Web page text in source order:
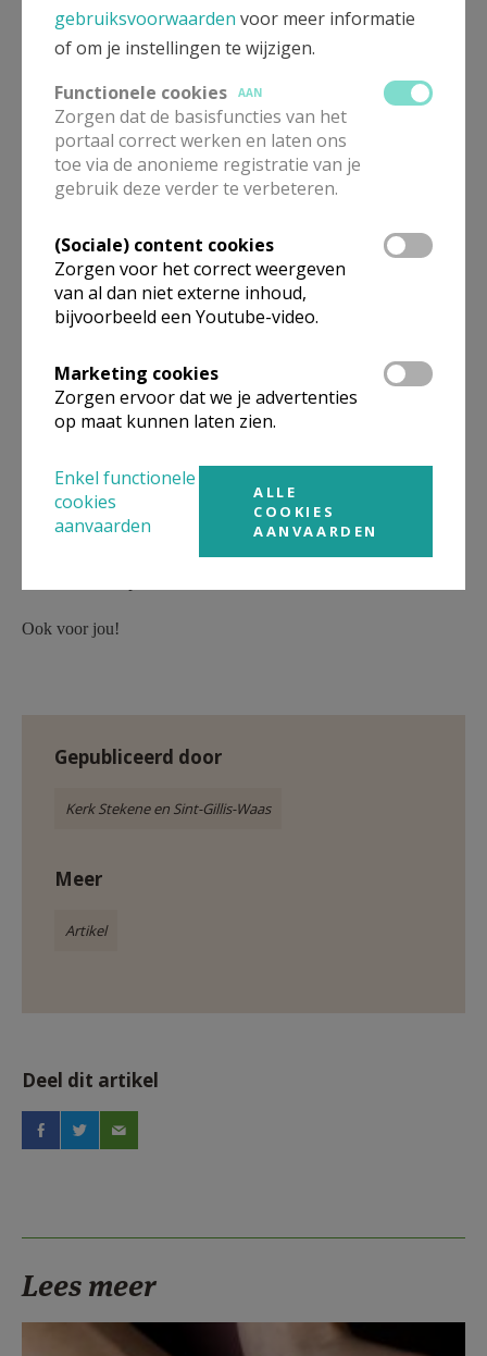
Maar boven alles zegt Zijn boodschap: Ik ben en Ik zal er zijn.
Onvoorwaardelijk. Ook wanneer je fouten maakt. Ook
wanneer je vertrouwen beschaamd is. Ook wanneer je
buitengesloten wordt.
Ja, zelfs dan mag je op God rekenen. Durf te vertrouwen.
Koester Zijn onvoorwaardelijke liefde. En voel hoe Hij je
draagt in je mens-zijn. Hij is mild met ons en blijft geloven in
de mens.
En dan gebeurt wat ook met Pasen gebeurt: de mens staat weer
Niet meer blijven hangen in de duisternis. Niet meer gebonden
blijven aan het verleden. Maar verlost van wat je gevangen
Je herboren voelen, omdat de Liefde alles overwint. Omdat
Zijn liefde jou draagt – over alle duisternis heen.
Ook voor jou!
Gepubliceerd door
Kerk Stekene en Sint-Gillis-Waas
Meer
Artikel
Deel dit artikel
Lees meer
gebruiksvoorwaarden voor meer informatie
of om je instellingen te wijzigen.
Functionele cookies
AAN
Zorgen dat de basisfuncties van het
portaal correct werken en laten ons
toe via de anonieme registratie van je
gebruik deze verder te verbeteren.
(Sociale) content cookies
Zorgen voor het correct weergeven
van al dan niet externe inhoud,
bijvoorbeeld een Youtube-video.
Marketing cookies
Zorgen ervoor dat we je advertenties
op maat kunnen laten zien.
Enkel functionele
cookies
aanvaarden
ALLE
COOKIES
AANVAARDEN